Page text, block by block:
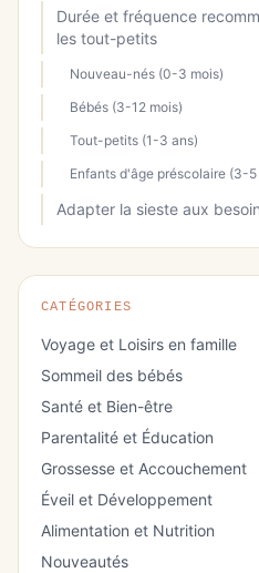
Durée et fréquence
les tout-petits
Nouveau-nés (0-3 mois)
Bébés (3-12 mois)
Tout-petits (1-3 ans)
Enfants d'âge préscolaire (3-5
Adapter la sieste aux
CATÉGORIES
Voyage et Loisirs en famille
Sommeil des bébés
Santé et Bien-être
Parentalité et Éducation
Grossesse et Accouchement
Éveil et Développement
Alimentation et Nutrition
Nouveautés